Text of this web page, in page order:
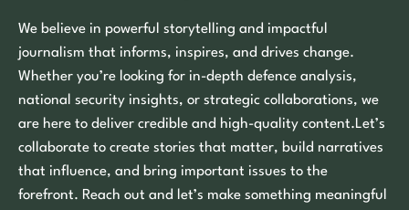
We believe in powerful storytelling and impactful
journalism that informs, inspires, and drives change.
Whether you’re looking for in-depth defence analysis,
national security insights, or strategic collaborations, we
are here to deliver credible and high-quality content.Let’s
collaborate to create stories that matter, build narratives
that influence, and bring important issues to the
forefront. Reach out and let’s make something meaningful